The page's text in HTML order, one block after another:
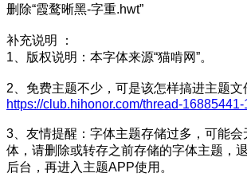
删除“霞鹜晰黑-字重.hwt”
补充说明 ：
1、版权说明：本字体来源“猫啃网”。
2、免费主题不少，可是该怎样搞进主题文
https://club.hihonor.com/thread-16885441-
3、友情提醒：字体主题存储过多，可能
体，请删除或转存之前存储的字体主题，
后台，再进入主题APP使用。